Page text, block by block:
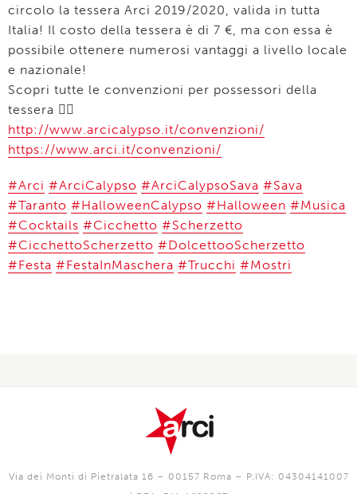
circolo la tessera Arci 2019/2020, valida in tutta
Italia! Il costo della tessera è di 7 €, ma con essa è
possibile ottenere numerosi vantaggi a livello locale
e nazionale!
Scopri tutte le convenzioni per possessori della
tessera 👇🏻
http://www.arcicalypso.it/convenzioni/
https://www.arci.it/convenzioni/
#Arci #ArciCalypso #ArciCalypsoSava #Sava
#Taranto #HalloweenCalypso #Halloween #Musica
#Cocktails #Cicchetto #Scherzetto
#CicchettoScherzetto #DolcettooScherzetto
#Festa #FestaInMaschera #Trucchi #Mostri
Via dei Monti di Pietralata 16 – 00157 Roma – P.IVA: 04304141007